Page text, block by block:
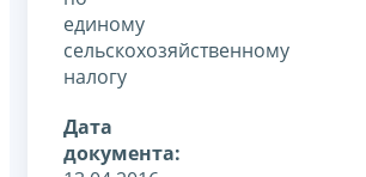
единому
сельскохозяйственному
налогу
Дата
документа: